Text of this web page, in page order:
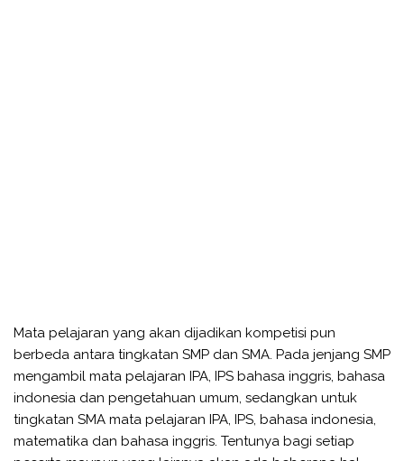
Mata pelajaran yang akan dijadikan kompetisi pun
berbeda antara tingkatan SMP dan SMA. Pada jenjang SMP
mengambil mata pelajaran IPA, IPS bahasa inggris, bahasa
indonesia dan pengetahuan umum, sedangkan untuk
tingkatan SMA mata pelajaran IPA, IPS, bahasa indonesia,
matematika dan bahasa inggris. Tentunya bagi setiap